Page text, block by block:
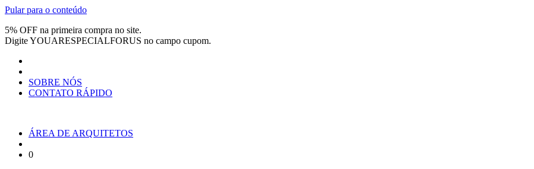
Pular para o conteúdo
5% OFF na primeira compra no site.
DigiteYOUARESPECIALFORUS no campo cupom.
SOBRE NÓS
CONTATO RÁPIDO
ÁREA DE ARQUITETOS
0